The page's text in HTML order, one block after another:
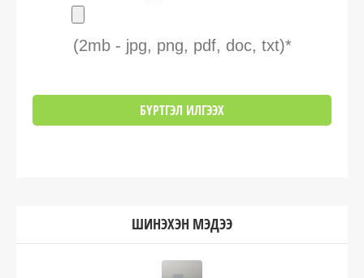
(2mb - jpg, png, pdf, doc, txt)*
ШИНЭХЭН МЭДЭЭ